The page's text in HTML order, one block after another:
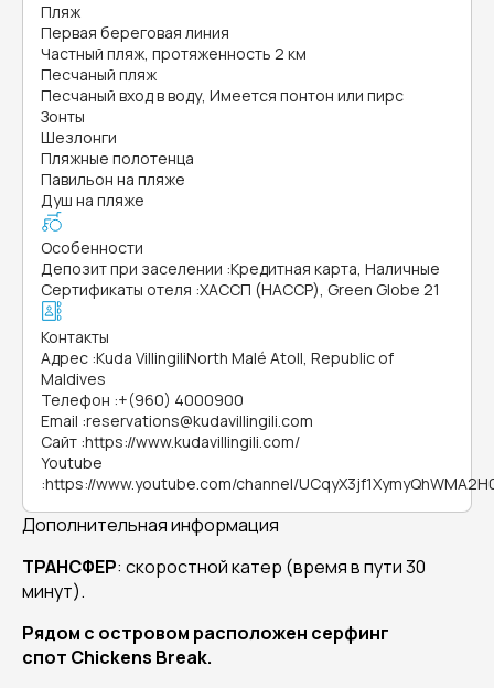
Пляж
Первая береговая линия
Частный пляж, протяженность 2 км
Песчаный пляж
Песчаный вход в воду, Имеется понтон или пирс
Зонты
Шезлонги
Пляжные полотенца
Павильон на пляже
Душ на пляже
Особенности
Депозит при заселении :Кредитная карта, Наличные
Сертификаты отеля :ХАССП (HACCP), Green Globe 21
Контакты
Адрес :Kuda VillingiliNorth Malé Atoll, Republic of
Maldives
Телефон :+(960) 4000900
Email :reservations@kudavillingili.com
Сайт :https://www.kudavillingili.com/
Youtube
:https://www.youtube.com/channel/
Дополнительная информация
ТРАНСФЕР: скоростной катер (время в пути 30
минут).
Рядом с островом расположен серфинг
спот Chickens Break.